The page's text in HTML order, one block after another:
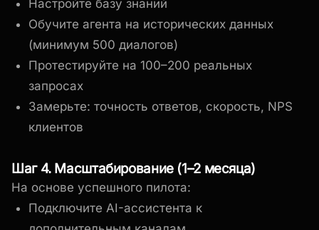
Настройте базу знаний
Обучите агента на исторических данных
(минимум 500 диалогов)
Протестируйте на 100–200 реальных
запросах
Замерьте: точность ответов, скорость, NPS
клиентов
Шаг 4. Масштабирование (1–2 месяца)
На основе успешного пилота:
Подключите AI-ассистента к